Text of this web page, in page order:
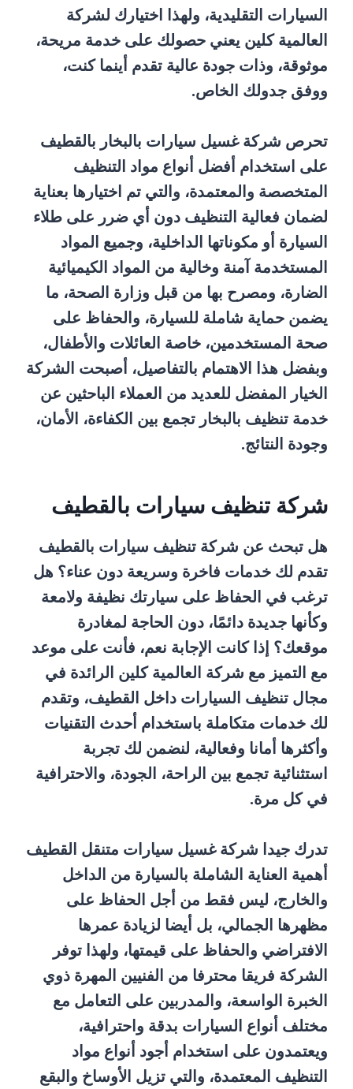
السيارات التقليدية، ولهذا اختيارك لشركة
العالمية كلين يعني حصولك على خدمة مريحة،
موثوقة، وذات جودة عالية تقدم أينما كنت،
ووفق جدولك الخاص.
تحرص شركة غسيل سيارات بالبخار بالقطيف
على استخدام أفضل أنواع مواد التنظيف
المتخصصة والمعتمدة، والتي تم اختيارها بعناية
لضمان فعالية التنظيف دون أي ضرر على طلاء
السيارة أو مكوناتها الداخلية، وجميع المواد
المستخدمة آمنة وخالية من المواد الكيميائية
الضارة، ومصرح بها من قبل وزارة الصحة، ما
يضمن حماية شاملة للسيارة، والحفاظ على
صحة المستخدمين، خاصة العائلات والأطفال،
وبفضل هذا الاهتمام بالتفاصيل، أصبحت الشركة
الخيار المفضل للعديد من العملاء الباحثين عن
خدمة تنظيف بالبخار تجمع بين الكفاءة، الأمان،
وجودة النتائج.
شركة تنظيف سيارات بالقطيف
هل تبحث عن شركة تنظيف سيارات بالقطيف
تقدم لك خدمات فاخرة وسريعة دون عناء؟ هل
ترغب في الحفاظ على سيارتك نظيفة ولامعة
وكأنها جديدة دائمًا، دون الحاجة لمغادرة
موقعك؟ إذا كانت الإجابة نعم، فأنت على موعد
مع التميز مع شركة العالمية كلين الرائدة في
مجال تنظيف السيارات داخل القطيف، وتقدم
لك خدمات متكاملة باستخدام أحدث التقنيات
وأكثرها أمانا وفعالية، لنضمن لك تجربة
استثنائية تجمع بين الراحة، الجودة، والاحترافية
في كل مرة.
تدرك جيدا شركة غسيل سيارات متنقل القطيف
أهمية العناية الشاملة بالسيارة من الداخل
والخارج، ليس فقط من أجل الحفاظ على
مظهرها الجمالي، بل أيضا لزيادة عمرها
الافتراضي والحفاظ على قيمتها، ولهذا توفر
الشركة فريقا محترفا من الفنيين المهرة ذوي
الخبرة الواسعة، والمدربين على التعامل مع
مختلف أنواع السيارات بدقة واحترافية،
ويعتمدون على استخدام أجود أنواع مواد
التنظيف المعتمدة، والتي تزيل الأوساخ والبقع